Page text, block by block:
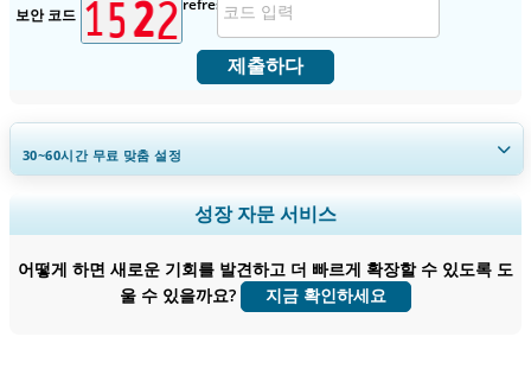
보안 코드
제출하다
30~60시간무료 맞춤 설정
지역 및 국가 범위 확장, 세그먼트 분석, 기업 프로필, 경쟁 벤치마킹, 및 최
종 사용자 인사이트.
지금 맞춤 설정
성장 자문 서비스
어떻게 하면 새로운 기회를 발견하고 더 빠르게 확장할 수 있도록 도
울 수 있을까요?
지금 확인하세요